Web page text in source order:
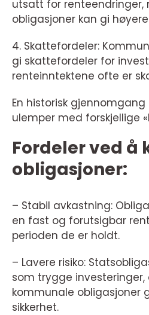
utsatt for renteendringer,
obligasjoner kan gi
4. Skattefordeler:
gi skattefordeler for
renteinntektene ofte er
En historisk
ulemper med forskjellige
Fordeler ved å
obligasjoner:
– Stabil avkastning:
en fast og forutsigbar
perioden de er holdt.
– Lavere risiko:
som trygge
kommunale obligasjoner
sikkerhet.